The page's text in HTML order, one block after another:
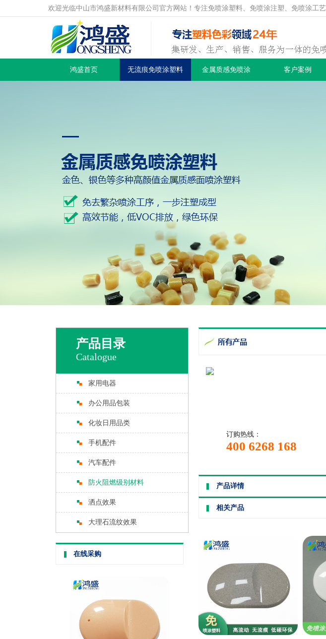
欢迎光临中山市鸿盛新材料有限公司官方网站！专注免喷涂塑料、免喷涂注塑、免喷涂工艺
鸿盛首页 无流痕免喷涂塑料 金属质感免喷涂 客户案例
产品目录
Catalogue
家用电器
办公用品包装
化妆日用品类
手机配件
汽车配件
防火阻燃级别材料
洒点效果
大理石流纹效果
在线采购
订购热线：
400 6268 168
产品详情
相关产品